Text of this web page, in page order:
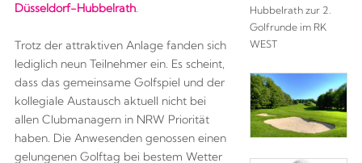
Düsseldorf-Hubbelrath.
Trotz der attraktiven Anlage fanden sich
lediglich neun Teilnehmer ein. Es scheint,
dass das gemeinsame Golfspiel und der
kollegiale Austausch aktuell nicht bei
allen Clubmanagern in NRW Priorität
haben. Die Anwesenden genossen einen
gelungenen Golftag bei bestem Wetter
Hubbelrath zur 2.
Golfrunde im RK
WEST